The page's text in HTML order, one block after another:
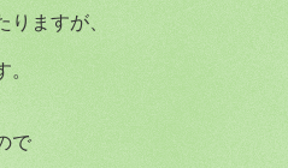
りますが、
で